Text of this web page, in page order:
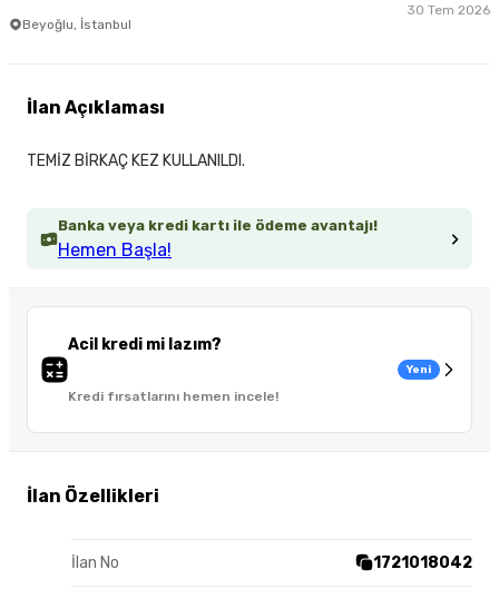
Beyoğlu, İstanbul
30 Tem 2026
Banka veya kredi kartı ile ödeme avantajı!
Hemen Başla!
Acil kredi mi lazım?
Kredi fırsatlarını hemen incele!
Yeni
İlan Özellikleri
İlan No 1721018042
İlan Açıklaması
TEMİZ BİRKAÇ KEZ KULLANILDI.